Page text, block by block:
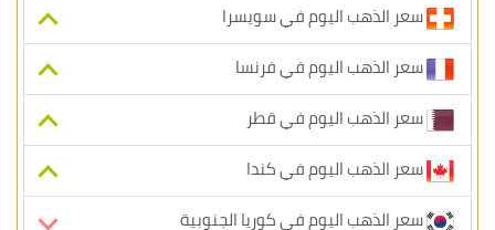
سعر الذهب اليوم في سويسرا
سعر الذهب اليوم في فرنسا
سعر الذهب اليوم في قطر
سعر الذهب اليوم في كندا
سعر الذهب اليوم في كوريا الجنوبية